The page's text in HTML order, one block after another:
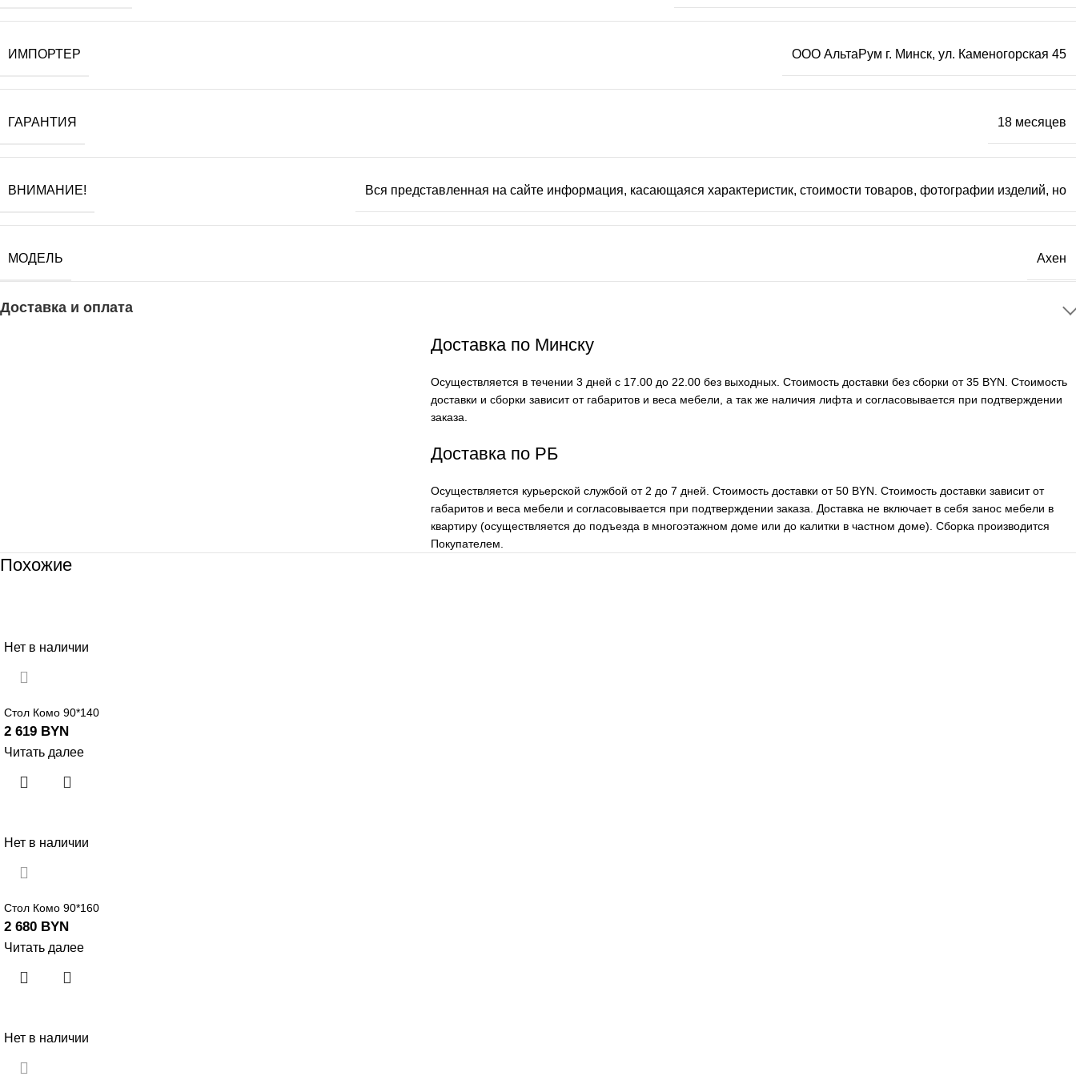
ИМПОРТЕР ООО АльтаРум г. Минск, ул. Каменогорская 45
ГАРАНТИЯ 18 месяцев
ВНИМАНИЕ! Вся представленная на сайте информация, касающаяся характеристик, стоимости товаров, фотографии изделий, но
МОДЕЛЬ Ахен
Доставка и оплата
Доставка по Минску
Осуществляется в течении 3 дней с 17.00 до 22.00 без выходных. Стоимость доставки без сборки от 35 BYN. Стоимость
доставки и сборки зависит от габаритов и веса мебели, а так же наличия лифта и согласовывается при подтверждении
заказа.
Доставка по РБ
Осуществляется курьерской службой от 2 до 7 дней. Стоимость доставки от 50 BYN. Стоимость доставки зависит от
габаритов и веса мебели и согласовывается при подтверждении заказа. Доставка не включает в себя занос мебели в
квартиру (осуществляется до подъезда в многоэтажном доме или до калитки в частном доме). Сборка производится
Покупателем.
Похожие
Нет в наличии
Стол Комо 90*140
2 619 BYN
Читать далее
Нет в наличии
Стол Комо 90*160
2 680 BYN
Читать далее
Нет в наличии